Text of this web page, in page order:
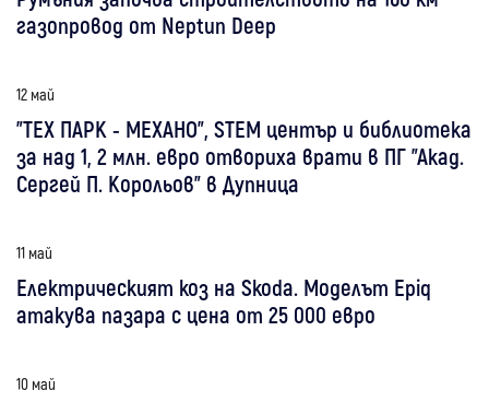
газопровод от Neptun Deep
12 май
"ТЕХ ПАРК - МЕХАНО", STEM център и библиотека
за над 1, 2 млн. евро отвориха врати в ПГ "Акад.
Сергей П. Корольов” в Дупница
11 май
Електрическият коз на Skoda. Моделът Epiq
атакува пазара с цена от 25 000 евро
10 май